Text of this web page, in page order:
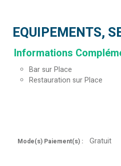
EQUIPEMENTS,
Informations
Bar sur Place
Restauration sur Place
Mode(s) Paiement(s) : Gratuit